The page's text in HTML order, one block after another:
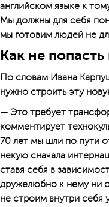
английском языке к
Мы должны для себя
мы готовим людей не
Как не
По словам Ивана
нужно строить эту
— Это требует
комментирует
70 лет мы шли по пути
некую сначала
ставя себя в
дружелюбно к нему ни
не строим внутри себя